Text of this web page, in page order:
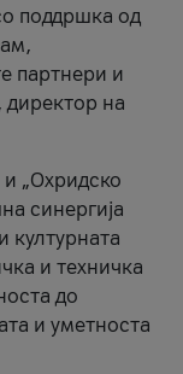
поддршка од
партнери и
директор на
„Охридско
синергија
културната
и техничка
до
и уметноста